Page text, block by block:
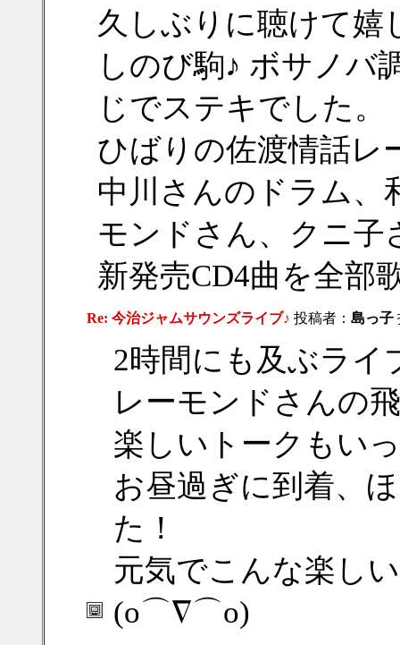
久しぶりに聴けて嬉
しのび駒♪ ボサノバ
じでステキでした。
ひばりの佐渡情話レ
中川さんのドラム、
モンドさん、クニ子
新発売CD4曲を全部
Re: 今治ジャムサウンズライブ♪ 投稿者： 島っ子
2時間にも及ぶライ
レーモンドさんの
楽しいトークもい
お昼過ぎに到着、
た！
元気でこんな楽し
(o⌒∇⌒o)